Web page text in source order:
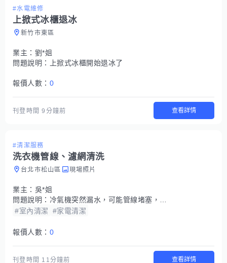
#水電維修
上掀式冰櫃退冰
新竹市東區
業主： 劉*姐
問題說明：
上掀式冰櫃開始退冰了
報價人數： 0
刊登時間9分鐘前 查看詳情
#清潔服務
洗衣機管線、濾網清洗
台北市松山區 現場照片
業主： 吳*姐
問題說明： 冷氣機突然漏水，可能管線堵塞，另外濾網也要清洗
#室內清潔
#家電清潔
報價人數： 0
刊登時間 11分鐘前 查看詳情